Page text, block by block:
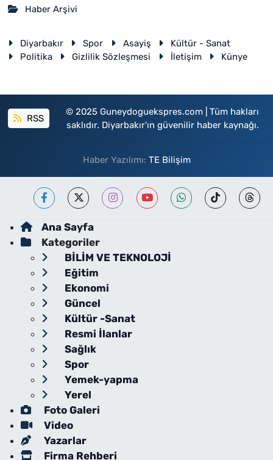
Haber Arşivi
Diyarbakır Spor Asayiş
Kültür - Sanat
Politika
Gizlilik Sözleşmesi İletişim Künye
RSS
© 2025 Guneydoguekspres.com | Tüm hakları
saklıdır. Diyarbakır'ın güvenilir haber kaynağı.
Haber Yazılımı: TE Bilişim
Ana Sayfa
Kategoriler
BİLİM VE TEKNOLOJİ
Eğitim
Ekonomi
Güncel
Kültür -Sanat
Resmi İlanlar
Sağlık
Spor
Yemek-yapma
Yerel
Foto Galeri
Video
Yazarlar
Firma Rehberi